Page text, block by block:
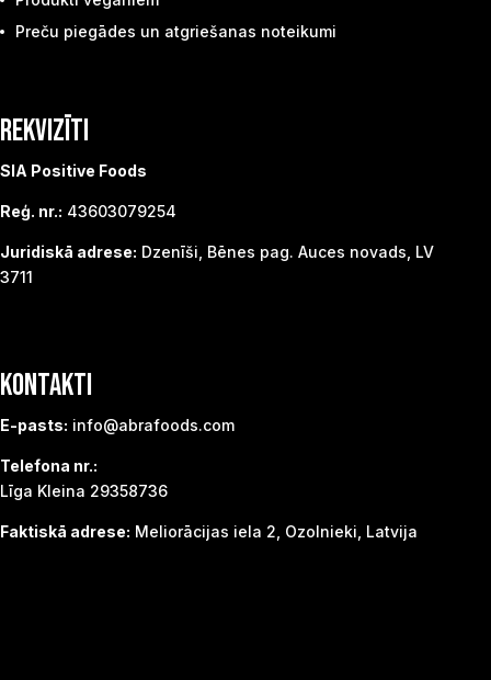
Preču piegādes un atgriešanas noteikumi
REKVIZĪTI
SIA Positive Foods
Reģ. nr.: 43603079254
Juridiskā adrese: Dzenīši, Bēnes pag. Auces novads, LV
3711
KONTAKTI
E-pasts: info@abrafoods.com
Telefona nr.:
Līga Kleina 29358736
Faktiskā adrese: Meliorācijas iela 2, Ozolnieki, Latvija